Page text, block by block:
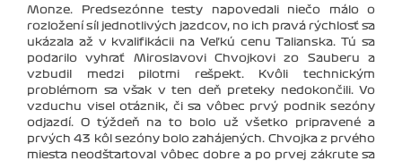
Monze. Predsezónne testy napovedali niečo málo o
rozložení síl jednotlivých jazdcov, no ich pravá rýchlosť sa
ukázala až v kvalifikácii na Veľkú cenu Talianska. Tú sa
podarilo vyhrať Miroslavovi Chvojkovi zo Sauberu a
vzbudil medzi pilotmi rešpekt. Kvôli technickým
problémom sa však v ten deň preteky nedokončili. Vo
vzduchu visel otáznik, či sa vôbec prvý podnik sezóny
odjazdí. O týždeň na to bolo už všetko pripravené a
prvých 43 kôl sezóny bolo zahájených. Chvojka z prvého
miesta neodštartoval vôbec dobre a po prvej zákrute sa